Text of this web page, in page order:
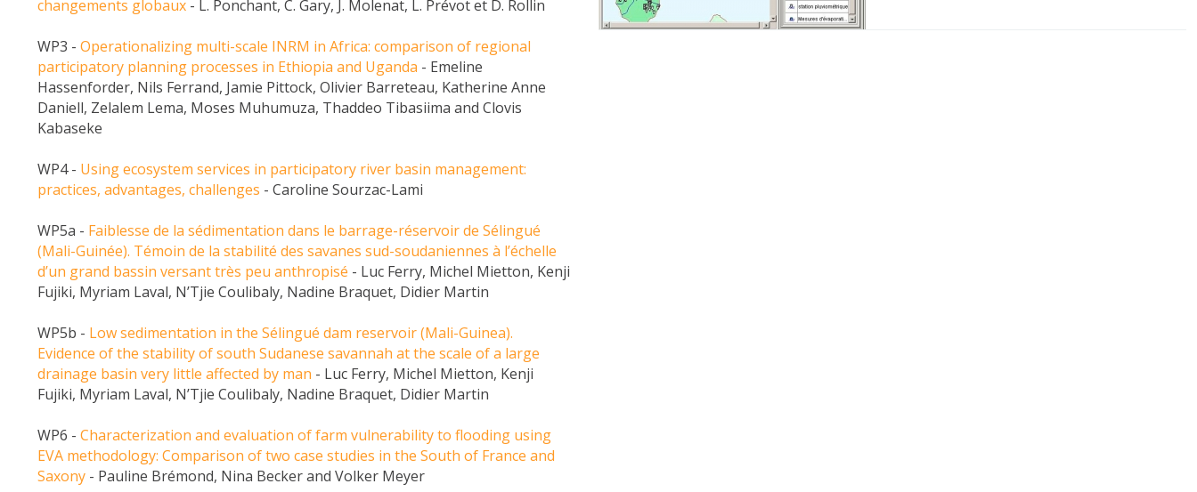
changements globaux - L. Ponchant, C. Gary, J. Molenat, L. Prévot et D. Rollin
WP3 - Operationalizing multi-scale INRM in Africa: comparison of regional
participatory planning processes in Ethiopia and Uganda - Emeline
Hassenforder, Nils Ferrand, Jamie Pittock, Olivier Barreteau, Katherine Anne
Daniell, Zelalem Lema, Moses Muhumuza, Thaddeo Tibasiima and Clovis
Kabaseke
WP4 - Using ecosystem services in participatory river basin management:
practices, advantages, challenges - Caroline Sourzac-Lami
WP5a - Faiblesse de la sédimentation dans le barrage-réservoir de Sélingué
(Mali-Guinée). Témoin de la stabilité des savanes sud-soudaniennes à l’échelle
d’un grand bassin versant très peu anthropisé - Luc Ferry, Michel Mietton, Kenji
Fujiki, Myriam Laval, N’Tjie Coulibaly, Nadine Braquet, Didier Martin
WP5b - Low sedimentation in the Sélingué dam reservoir (Mali-Guinea).
Evidence of the stability of south Sudanese savannah at the scale of a large
drainage basin very little affected by man - Luc Ferry, Michel Mietton, Kenji
Fujiki, Myriam Laval, N’Tjie Coulibaly, Nadine Braquet, Didier Martin
WP6 - Characterization and evaluation of farm vulnerability to flooding using
EVA methodology: Comparison of two case studies in the South of France and
Saxony - Pauline Brémond, Nina Becker and Volker Meyer